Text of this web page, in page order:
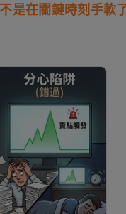
是在關鍵時刻手軟